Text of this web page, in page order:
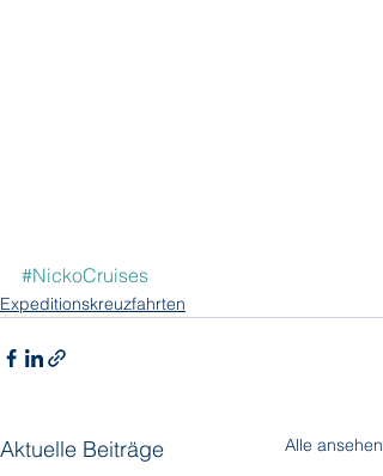
#NickoCruises
Expeditionskreuzfahrten
Aktuelle Beiträge Alle ansehen